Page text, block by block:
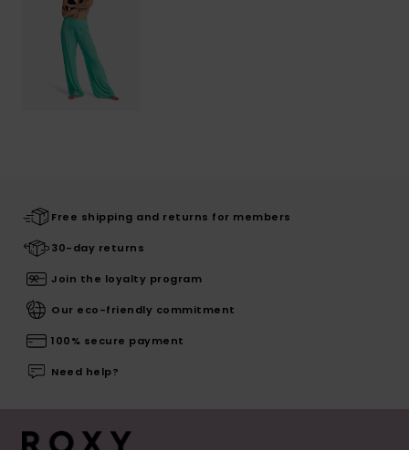
Free shipping and returns for members
30-day returns
Join the loyalty program
Our eco-friendly commitment
100% secure payment
Need help?